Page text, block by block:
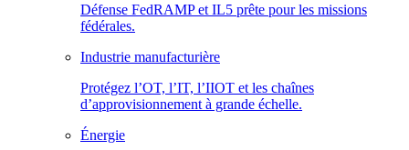
Défense FedRAMP et IL5 prête pour les missions
fédérales.
Industrie manufacturière
Protégez l’OT, l’IT, l’IIOT et les chaînes
d’approvisionnement à grande échelle.
Énergie